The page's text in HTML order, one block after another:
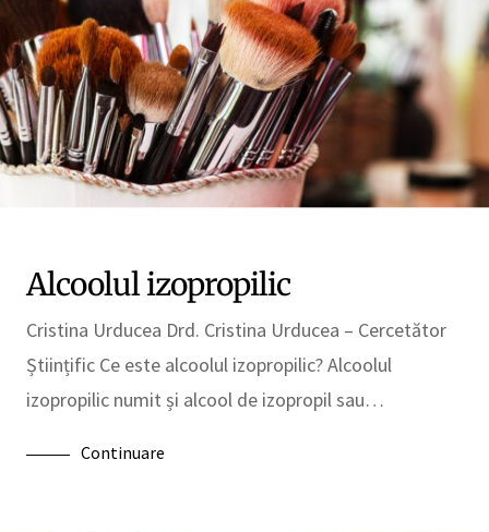
Alcoolul izopropilic
Cristina Urducea Drd. Cristina Urducea – Cercetător
Științific Ce este alcoolul izopropilic? Alcoolul
izopropilic numit și alcool de izopropil sau…
Continuare